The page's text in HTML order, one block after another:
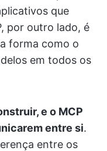
que
por outro lado, é
forma como o
em todos os
e o MCP
entre si.
entre os